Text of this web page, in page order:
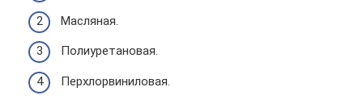
Масляная.
Полиуретановая.
Перхлорвиниловая.